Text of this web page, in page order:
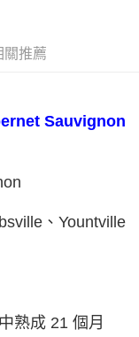
關推薦
Sauvignon
、 Yountville
成 21 個月